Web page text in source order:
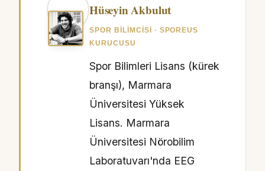
Hüseyin Akbulut
SPOR BILIMCISI · SPOREUS
KURUCUSU
Spor Bilimleri Lisans (kürek
branşı), Marmara
Üniversitesi Yüksek
Lisans. Marmara
Üniversitesi Nörobilim
Laboratuvarı'nda EEG